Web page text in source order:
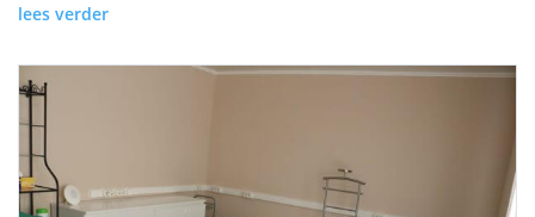
lees verder